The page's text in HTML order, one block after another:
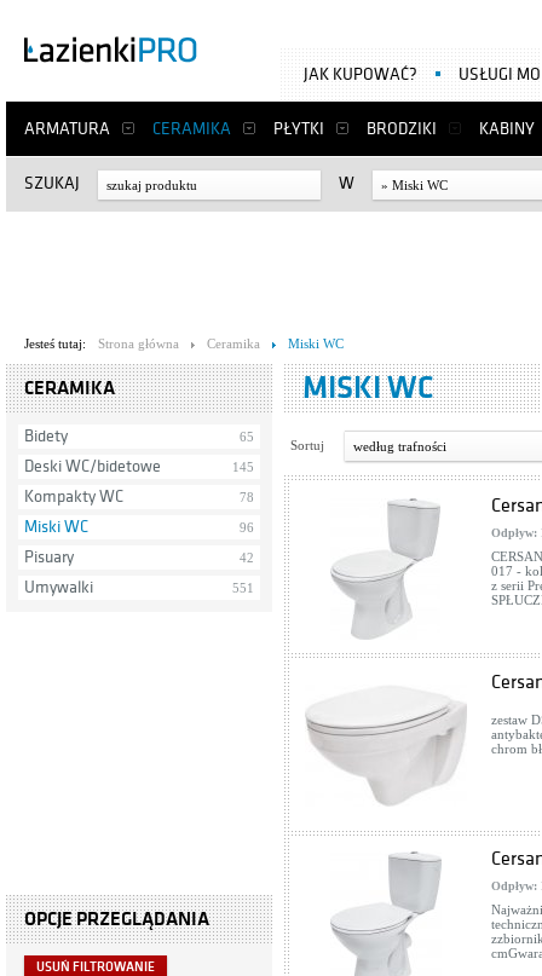
ARMATURA CERAMIKA PŁYTKI BRODZIKI KABINY
JAK KUPOWAĆ? USŁUGI
SZUKAJ W » Miski WC
Jesteś tutaj: Strona główna Ceramika Miski WC
CERAMIKA
Bidety 65
Deski WC/bidetowe 145
Kompakty WC 78
Miski WC 96
Pisuary 42
Umywalki 551
OPCJE PRZEGLĄDANIA
USUŃ FILTROWANIE
MISKI WC
Sortuj według trafności
Odpływ:
017 -
z serii
zestaw
chrom
Odpływ: